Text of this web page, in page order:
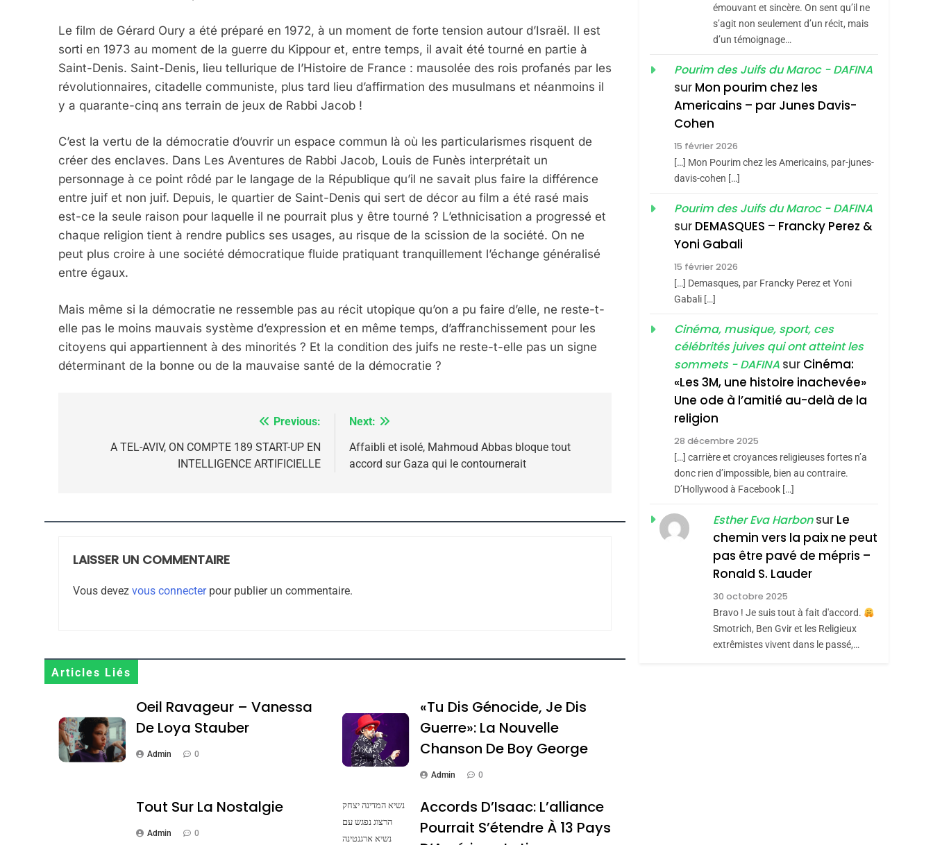
Le film de Gérard Oury a été préparé en 1972, à un moment de forte tension autour d’Israël. Il est
sorti en 1973 au moment de la guerre du Kippour et, entre temps, il avait été tourné en partie à
Saint-Denis. Saint-Denis, lieu tellurique de l’Histoire de France : mausolée des rois profanés par les
révolutionnaires, citadelle communiste, plus tard lieu d’affirmation des musulmans et néanmoins il
y a quarante-cinq ans terrain de jeux de Rabbi Jacob !
C’est la vertu de la démocratie d’ouvrir un espace commun là où les particularismes risquent de
créer des enclaves. Dans Les Aventures de Rabbi Jacob, Louis de Funès interprétait un
personnage à ce point rôdé par le langage de la République qu’il ne savait plus faire la différence
entre juif et non juif. Depuis, le quartier de Saint-Denis qui sert de décor au film a été rasé mais
est-ce la seule raison pour laquelle il ne pourrait plus y être tourné ? L’ethnicisation a progressé et
chaque religion tient à rendre publics ses usages, au risque de la scission de la société. On ne
peut plus croire à une société démocratique fluide pratiquant tranquillement l’échange généralisé
entre égaux.
Mais même si la démocratie ne ressemble pas au récit utopique qu’on a pu faire d’elle, ne reste-t-
elle pas le moins mauvais système d’expression et en même temps, d’affranchissement pour les
citoyens qui appartiennent à des minorités ? Et la condition des juifs ne reste-t-elle pas un signe
déterminant de la bonne ou de la mauvaise santé de la démocratie ?
Previous:
A TEL-AVIV, ON COMPTE 189 START-UP EN
INTELLIGENCE ARTIFICIELLE
Next:
Affaibli et isolé, Mahmoud Abbas bloque tout
accord sur Gaza qui le contournerait
LAISSER UN COMMENTAIRE
Vous devez vous connecterpour publier un commentaire.
Articles Liés
Oeil Ravageur – Vanessa
De Loya Stauber
Admin 0
«Tu Dis Génocide, Je Dis
Guerre»: La Nouvelle
Chanson De Boy George
Admin 0
Tout Sur La Nostalgie
Admin 0
נשיא המדינה יצחק
הרצוג נפגש עם
נשיא ארגנטינה
Accords D’Isaac: L’alliance
Pourrait S’étendre À 13 Pays
Consacrés Produits
Du Terroir
Oeil Ravageur –
Vanessa De Loya
Stauber
CINEMA ISRAÉL
«Tu Dis Génocide, Je
Boy George
3
SOUVENIRS
4
Accords D’Isaac:
S’étendre À 13 Pays
2025, L’année La Plus
Meurtrière Selon Le
Rapport D’ADL
Contre
FRANCE ISRAÉL
6
RÉSILIENTE :
POURQUOI JE
REVENDIQUE MA
JUDAÏTE Par Thérèse
Zrihen-Dvir
ISRAÉL JUDAISME
CE QUI NOUS
MANQUE – Jacques
Hadida
JUDAISME
Maroc : Les Amandes
De Tafraout, Le Miel
De Tadla Azilal
Consacrés Produits
Du Terroir
DAFINA MAROC
émouvant et sincère. On sent qu’il ne
s’agit non seulement d’un récit, mais
d’un témoignage…
Pourim des Juifs du Maroc - DAFINA
sur Mon pourim chez les
Americains – par Junes Davis-
Cohen
15 février 2026
[…] Mon Pourim chez les Americains, par-junes-
davis-cohen […]
Pourim des Juifs du Maroc - DAFINA
sur DEMASQUES – Francky Perez &
Yoni Gabali
15 février 2026
[…] Demasques, par Francky Perez et Yoni
Gabali […]
Cinéma, musique, sport, ces
célébrités juives qui ont atteint les
sommets - DAFINA sur Cinéma:
«Les 3M, une histoire inachevée»
Une ode à l’amitié au-delà de la
religion
28 décembre 2025
[…] carrière et croyances religieuses fortes n’a
donc rien d’impossible, bien au contraire.
D’Hollywood à Facebook […]
Esther Eva Harbonsur Le
chemin vers la paix ne peut
pas être pavé de mépris –
Ronald S. Lauder
30 octobre 2025
Bravo ! Je suis tout à fait d'accord.
Smotrich, Ben Gvir et les Religieux
extrêmistes vivent dans le passé,…
FIÈRE, DIGNE ET RÉSILIENTE : POURQUOI JE REVENDIQUE MA JUDAÏTE Par Thérèse Zrihen-
Dvir
JUDAISME
Maroc : Les Amandes De Tafraout, Le Miel De Tadla Azilal Consacrés Produits Du
Oeil Ravageur – Vanessa De Loya Stauber
2